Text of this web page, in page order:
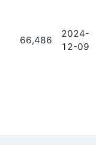
66,486
2024-
12-09